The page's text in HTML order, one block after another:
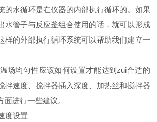
的水循环是在仪器的内部执行循环的。如果
水管子与反应釜组合使用的话，就可以形成
样的外部执行循环系统可以帮助我们建立一
场均匀性应该如何设置才能达到zui合适的
拌速度、搅拌器插入深度、加热丝和搅拌器
进行一些建议。
度设置